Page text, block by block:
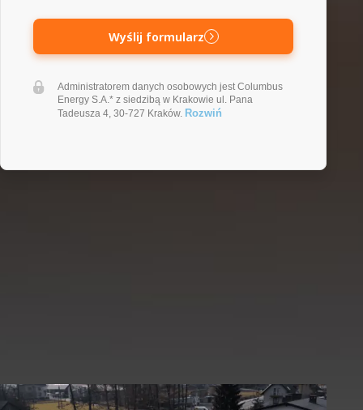
Wyślij formularz
Administratorem danych osobowych jest Columbus
Energy S.A.* z siedzibą w Krakowie ul. Pana
Tadeusza 4, 30-727 Kraków. Rozwiń